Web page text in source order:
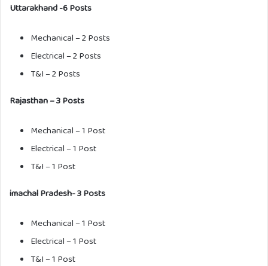
Uttarakhand -6 Posts
Mechanical – 2 Posts
Electrical – 2 Posts
T&I – 2 Posts
Rajasthan – 3 Posts
Mechanical – 1 Post
Electrical – 1 Post
T&I – 1 Post
imachal Pradesh- 3 Posts
Mechanical – 1 Post
Electrical – 1 Post
T&I – 1 Post